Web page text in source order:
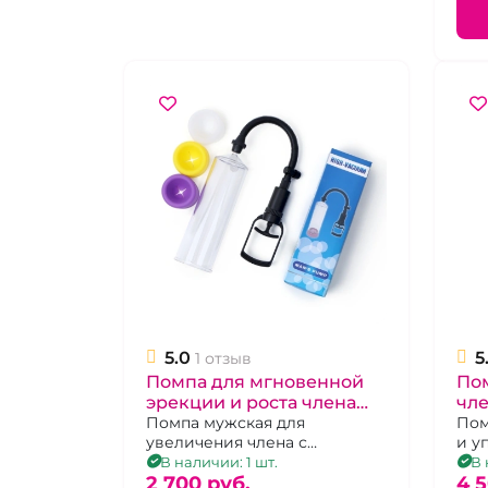
5.0 1 отзыв
Помпа для мгновенной
эрекции и роста члена
поршневая "Mans pump"
Помпа мужская для
увеличения члена с
поршневым механизмом и 3
сменными уплотнителями
В наличии: 1 шт.
и
В